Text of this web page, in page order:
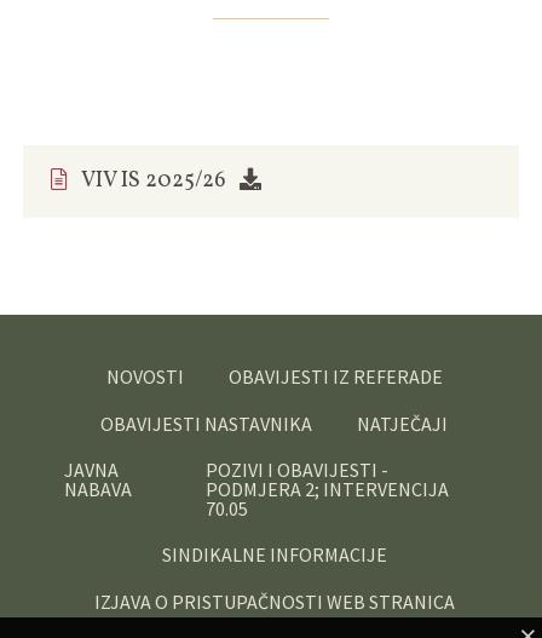
VIV IS 2025/26
NOVOSTI
OBAVIJESTI IZ REFERADE
OBAVIJESTI NASTAVNIKA
NATJEČAJI
JAVNA
NABAVA
POZIVI I OBAVIJESTI -
PODMJERA 2; INTERVENCIJA
70.05
SINDIKALNE INFORMACIJE
IZJAVA O PRISTUPAČNOSTI WEB STRANICA